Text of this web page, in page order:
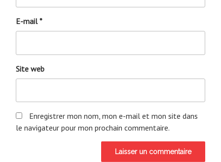
E-mail*
Site web
Enregistrer mon nom, mon e-mail et mon site dans
le navigateur pour mon prochain commentaire.